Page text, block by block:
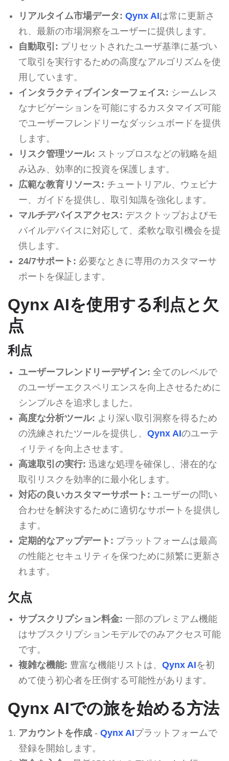
リアルタイム市場データ: Qynx AIは常に更新さ
れ、最新の市場洞察をユーザーに提供します。
自動取引: プリセットされたユーザ基準に基づい
て取引を実行するための高度なアルゴリズムを使
用しています。
インタラクティブインターフェイス: シームレス
なナビゲーションを可能にするカスタマイズ可能
でユーザーフレンドリーなダッシュボードを提供
します。
リスク管理ツール: ストップロスなどの戦略を組
み込み、効率的に投資を保護します。
広範な教育リソース: チュートリアル、ウェビナ
ー、ガイドを提供し、取引知識を強化します。
マルチデバイスアクセス: デスクトップおよびモ
バイルデバイスに対応して、柔軟な取引機会を提
供します。
24/7サポート: 必要なときに専用のカスタマーサ
ポートを保証します。
Qynx AIを使用する利点と欠
点
利点
ユーザーフレンドリーデザイン: 全てのレベルで
のユーザーエクスペリエンスを向上させるために
シンプルさを追求しました。
高度な分析ツール: より深い取引洞察を得るため
の洗練されたツールを提供し、 Qynx AIのユーテ
ィリティを向上させます。
高速取引の実行: 迅速な処理を確保し、潜在的な
取引リスクを効率的に最小化します。
対応の良いカスタマーサポート: ユーザーの問い
合わせを解決するために適切なサポートを提供し
ます。
定期的なアップデート: プラットフォームは最高
の性能とセキュリティを保つために頻繁に更新さ
れます。
欠点
サブスクリプション料金: 一部のプレミアム機能
はサブスクリプションモデルでのみアクセス可能
です。
複雑な機能: 豊富な機能リストは、 Qynx AIを初
めて使う初心者を圧倒する可能性があります。
Qynx AIでの旅を始める方法
アカウントを作成- Qynx AIプラットフォームで
登録を開始します。